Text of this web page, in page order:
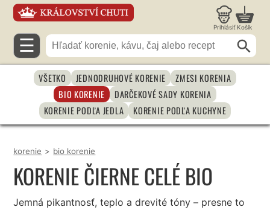
Prihlásiť Košík
☰
VŠETKO JEDNODRUHOVÉ KORENIE
ZMESI KORENIA
BIO KORENIE
DARČEKOVÉ SADY KORENIA
KORENIE PODĽA JEDLA
KORENIE PODĽA KUCHYNE
korenie > bio korenie
KORENIE ČIERNE CELÉ BIO
Jemná pikantnosť, teplo a drevité tóny – presne to